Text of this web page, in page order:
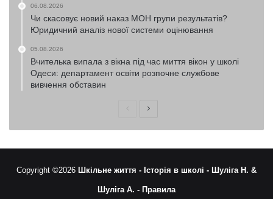
06.08.2026
Чи скасовує новий наказ МОН групи результатів?
Юридичний аналіз нової системи оцінювання
05.08.2026
Вчителька випала з вікна під час миття вікон у школі
Одеси: департамент освіти розпочне службове
вивчення обставин
ПопередняНаступна
Copyright ©2026 Шкільне життя - Історія в школі - Шуліга Н. &
Шуліга А. - Правила